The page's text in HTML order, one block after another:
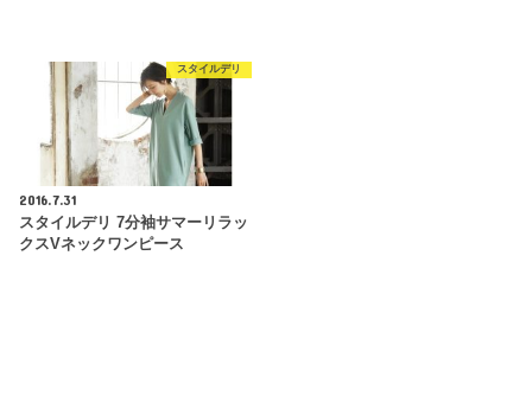
スタイルデリ
2016.7.31
スタイルデリ 7分袖サマーリラッ
クスVネックワンピース